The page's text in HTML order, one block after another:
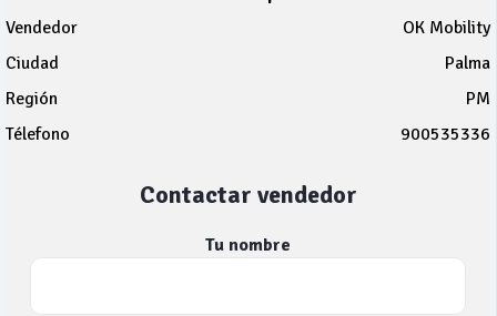
Vendedor
OK Mobility
Ciudad
Palma
Región
PM
Télefono
900535336
Contactar vendedor
Tu nombre